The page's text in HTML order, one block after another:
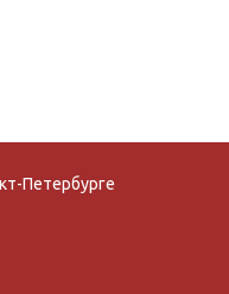
Петербурге